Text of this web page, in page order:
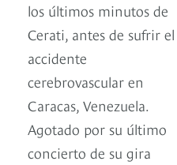
los últimos minutos de
Cerati, antes de sufrir el
accidente
cerebrovascular en
Caracas, Venezuela.
Agotado por su último
concierto de su gira